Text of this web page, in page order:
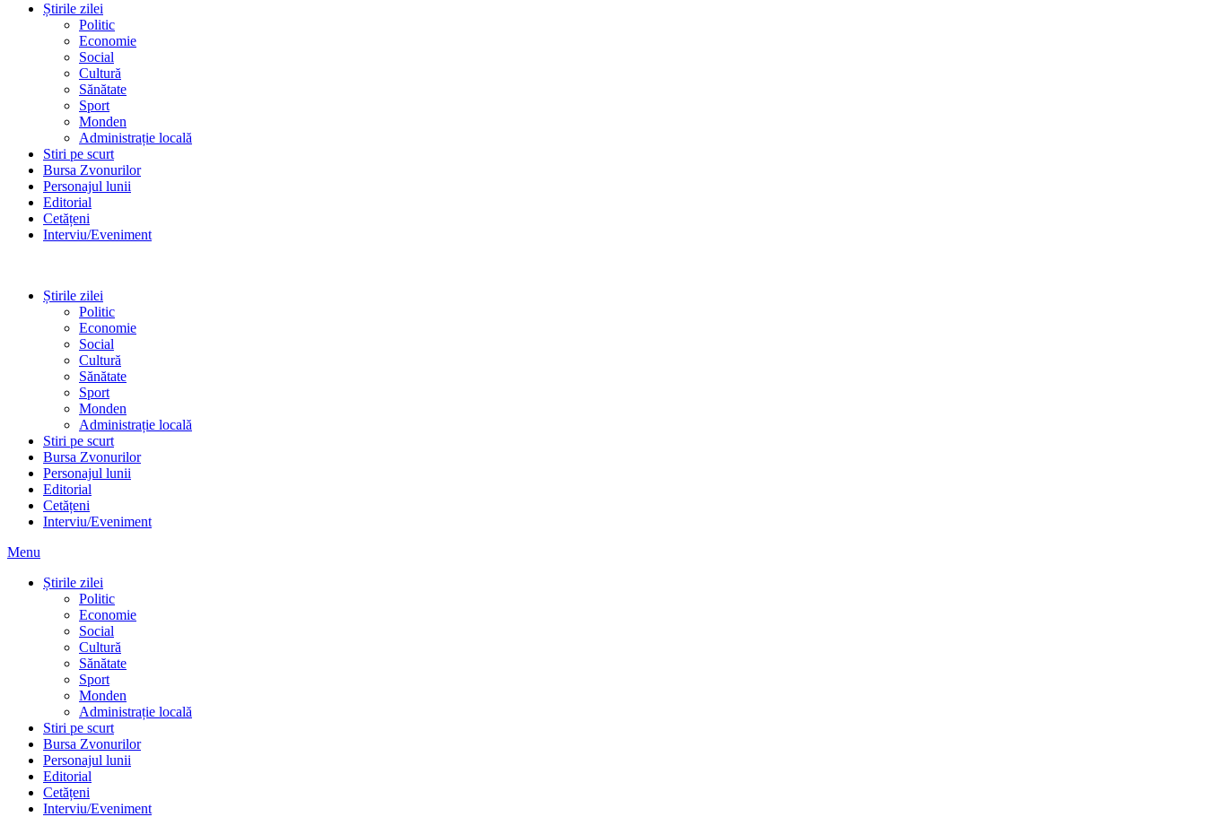
Știrile zilei
Politic
Economie
Social
Cultură
Sănătate
Sport
Monden
Administrație locală
Stiri pe scurt
Bursa Zvonurilor
Personajul lunii
Editorial
Cetățeni
Interviu/Eveniment
Știrile zilei
Politic
Economie
Social
Cultură
Sănătate
Sport
Monden
Administrație locală
Stiri pe scurt
Bursa Zvonurilor
Personajul lunii
Editorial
Cetățeni
Interviu/Eveniment
Menu
Știrile zilei
Politic
Economie
Social
Cultură
Sănătate
Sport
Monden
Administrație locală
Stiri pe scurt
Bursa Zvonurilor
Personajul lunii
Editorial
Cetățeni
Interviu/Eveniment